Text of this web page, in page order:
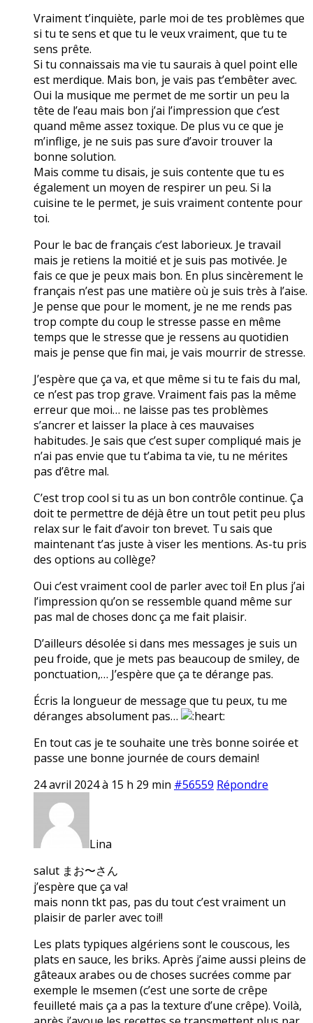
Vraiment t’inquiète, parle moi de tes problèmes que
si tu te sens et que tu le veux vraiment, que tu te
sens prête.
Si tu connaissais ma vie tu saurais à quel point elle
est merdique. Mais bon, je vais pas t’embêter avec.
Oui la musique me permet de me sortir un peu la
tête de l’eau mais bon j’ai l’impression que c’est
quand même assez toxique. De plus vu ce que je
m’inflige, je ne suis pas sure d’avoir trouver la
bonne solution.
Mais comme tu disais, je suis contente que tu es
également un moyen de respirer un peu. Si la
cuisine te le permet, je suis vraiment contente pour
toi.
Pour le bac de français c’est laborieux. Je travail
mais je retiens la moitié et je suis pas motivée. Je
fais ce que je peux mais bon. En plus sincèrement le
français n’est pas une matière où je suis très à l’aise.
Je pense que pour le moment, je ne me rends pas
trop compte du coup le stresse passe en même
temps que le stresse que je ressens au quotidien
mais je pense que fin mai, je vais mourrir de stresse.
J’espère que ça va, et que même si tu te fais du mal,
ce n’est pas trop grave. Vraiment fais pas la même
erreur que moi… ne laisse pas tes problèmes
s’ancrer et laisser la place à ces mauvaises
habitudes. Je sais que c’est super compliqué mais je
n’ai pas envie que tu t’abima ta vie, tu ne mérites
pas d’être mal.
C’est trop cool si tu as un bon contrôle continue. Ça
doit te permettre de déjà être un tout petit peu plus
relax sur le fait d’avoir ton brevet. Tu sais que
maintenant t’as juste à viser les mentions. As-tu pris
des options au collège?
Oui c’est vraiment cool de parler avec toi! En plus j’ai
l’impression qu’on se ressemble quand même sur
pas mal de choses donc ça me fait plaisir.
D’ailleurs désolée si dans mes messages je suis un
peu froide, que je mets pas beaucoup de smiley, de
ponctuation,… J’espère que ça te dérange pas.
Écris la longueur de message que tu peux, tu me
déranges absolument pas…
En tout cas je te souhaite une très bonne soirée et
passe une bonne journée de cours demain!
24 avril 2024 à 15 h 29 min #56559 Répondre
Lina
salut まお〜さん
j’espère que ça va!
mais nonn tkt pas, pas du tout c’est vraiment un
plaisir de parler avec toi!!
Les plats typiques algériens sont le couscous, les
plats en sauce, les briks. Après j’aime aussi pleins de
gâteaux arabes ou de choses sucrées comme par
exemple le msemen (c’est une sorte de crêpe
feuilleté mais ça a pas la texture d’une crêpe). Voilà,